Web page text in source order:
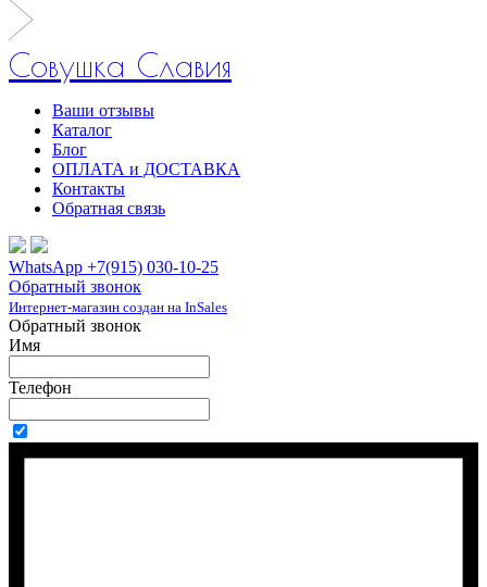
Совушка Славия
Ваши отзывы
Каталог
Блог
ОПЛАТА и ДОСТАВКА
Контакты
Обратная связь
WhatsApp +7(915) 030-10-25
Обратный звонок
Интернет-магазин создан на InSales
Обратный звонок
Имя
Телефон